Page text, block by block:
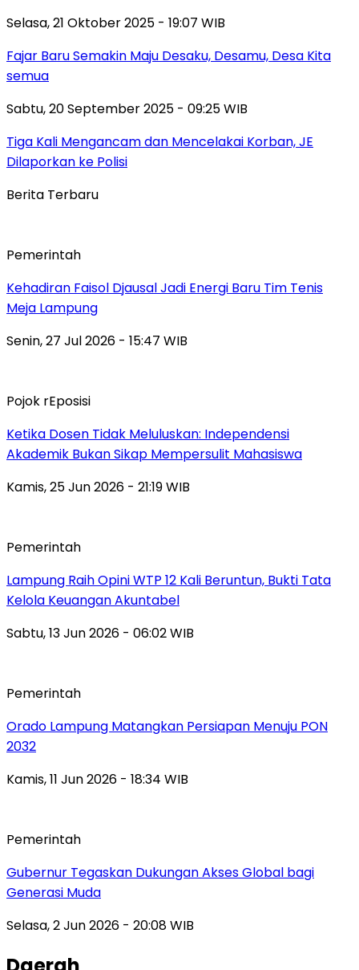
Selasa, 21 Oktober 2025 - 19:07 WIB
Fajar Baru Semakin Maju Desaku, Desamu, Desa Kita
semua
Sabtu, 20 September 2025 - 09:25 WIB
Tiga Kali Mengancam dan Mencelakai Korban, JE
Dilaporkan ke Polisi
Berita Terbaru
Pemerintah
Kehadiran Faisol Djausal Jadi Energi Baru Tim Tenis
Meja Lampung
Senin, 27 Jul 2026 - 15:47 WIB
Pojok rEposisi
Ketika Dosen Tidak Meluluskan: Independensi
Akademik Bukan Sikap Mempersulit Mahasiswa
Kamis, 25 Jun 2026 - 21:19 WIB
Pemerintah
Lampung Raih Opini WTP 12 Kali Beruntun, Bukti Tata
Kelola Keuangan Akuntabel
Sabtu, 13 Jun 2026 - 06:02 WIB
Pemerintah
Orado Lampung Matangkan Persiapan Menuju PON
2032
Kamis, 11 Jun 2026 - 18:34 WIB
Pemerintah
Gubernur Tegaskan Dukungan Akses Global bagi
Generasi Muda
Selasa, 2 Jun 2026 - 20:08 WIB